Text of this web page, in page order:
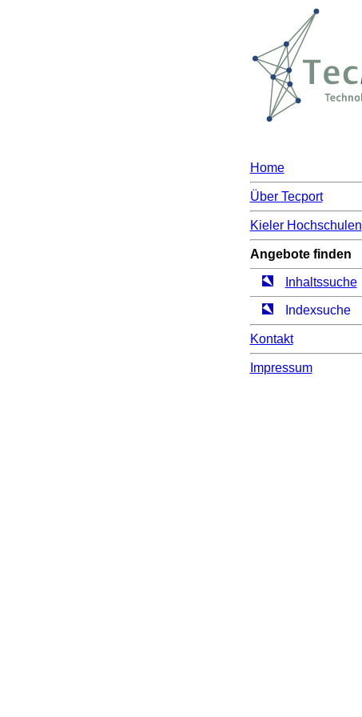
Home
Über Tecport
Kieler Hochschulen
Angebote finden
Inhaltssuche
Indexsuche
Kontakt
Impressum